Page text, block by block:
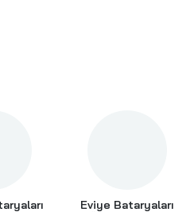
Küvet Bataryaları